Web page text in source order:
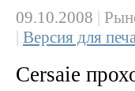
09.10.2008 |
| Версия для
Cersaie